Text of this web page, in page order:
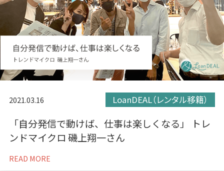
2021.03.16 LoanDEAL（レンタル移籍）
「自分発信で動けば、仕事は楽しくなる」 トレ
ンドマイクロ 磯上翔一さん
READ MORE